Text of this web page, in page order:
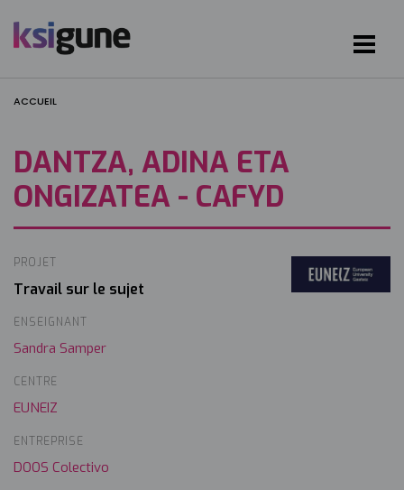
ACCUEIL
DANTZA, ADINA ETA
ONGIZATEA - CAFYD
PROJET
Travail sur le sujet
ENSEIGNANT
Sandra Samper
CENTRE
EUNEIZ
ENTREPRISE
DOOS Colectivo
Image